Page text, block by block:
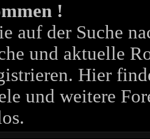
!
auf der Suche
und aktuelle
Hier
und weitere